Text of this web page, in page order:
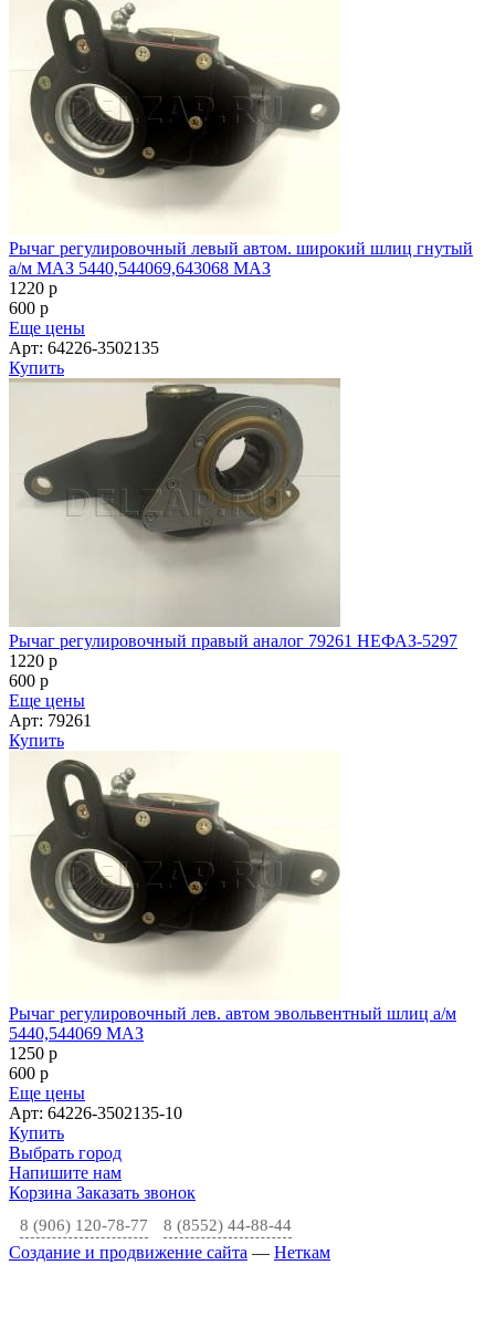
Рычаг регулировочный левый автом. широкий шлиц гнутый
а/м МАЗ 5440,544069,643068 МАЗ
1220 p
600 p
Еще цены
Арт: 64226-3502135
Купить
Рычаг регулировочный правый аналог 79261 НЕФАЗ-5297
1220 p
600 p
Еще цены
Арт: 79261
Купить
Рычаг регулировочный лев. автом эвольвентный шлиц а/м
5440,544069 МАЗ
1250 p
600 p
Еще цены
Арт: 64226-3502135-10
Купить
Выбрать город
Напишите нам
Корзина Заказать звонок
8 (906) 120-78-77 8 (8552) 44-88-44
Создание и продвижение сайта — Неткам